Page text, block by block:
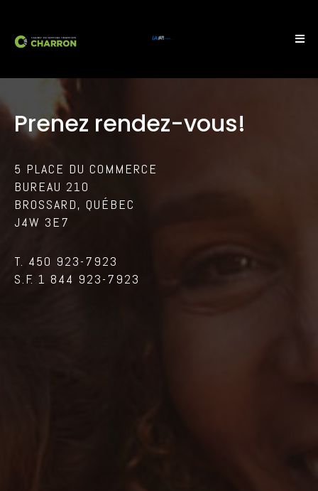
Prenez rendez-vous!
5 PLACE DU COMMERCE
BUREAU 210
BROSSARD, QUÉBEC
J4W 3E7
T. 450 923-7923
S.F. 1 844 923-7923